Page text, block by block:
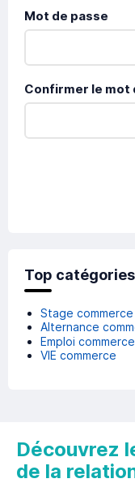
Mot de passe
Confirmer le mot
Top catégories
Stage commerce
Alternance
Emploi commerce
VIE commerce
Découvrez
de la